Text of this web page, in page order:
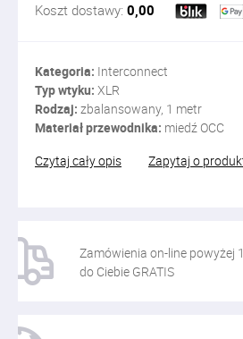
Koszt dostawy: 0,00
Kategoria: Interconnect
Typ wtyku: XLR
Rodzaj: zbalansowany, 1 metr
Materiał przewodnika: miedź OCC
Czytaj cały opis
Zapytaj o
Zamówienia on-line powyżej
do Ciebie GRATIS